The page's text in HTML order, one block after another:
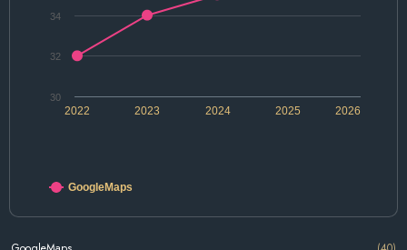
2022 2024 2026
2023 2025
30
32
34
GoogleMaps